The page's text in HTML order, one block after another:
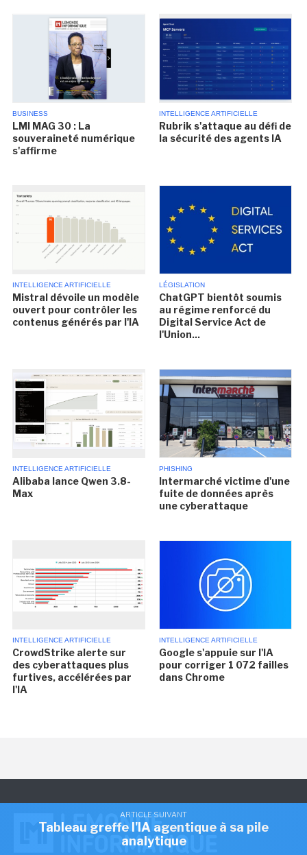
ARTICLE SUIVANT
Tableau greffe l'IA agentique à sa pile
analytique
BUSINESS
LMI MAG 30 : La
souveraineté numérique
s'affirme
INTELLIGENCE ARTIFICIELLE
Rubrik s'attaque au défi de
la sécurité des agents IA
INTELLIGENCE ARTIFICIELLE
Mistral dévoile un modèle
ouvert pour contrôler les
contenus générés par l'IA
LÉGISLATION
ChatGPT bientôt soumis
au régime renforcé du
Digital Service Act de
l'Union...
INTELLIGENCE ARTIFICIELLE
Alibaba lance Qwen 3.8-
Max
PHISHING
Intermarché victime d'une
fuite de données après
une cyberattaque
INTELLIGENCE ARTIFICIELLE
CrowdStrike alerte sur
des cyberattaques plus
furtives, accélérées par
l'IA
INTELLIGENCE ARTIFICIELLE
Google s'appuie sur l'IA
pour corriger 1 072 failles
dans Chrome